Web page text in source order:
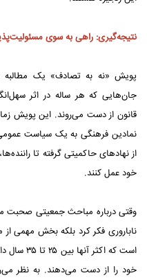
نتیجه‌گیری: راهی به سوی
پویش «نه به تصادف» یک
جان‌هایی که هر ساله در اثر
قانون از دست می‌روند. این پویش
نمادین فرهنگی به یک سیاست
از نهادهای حاکمیتی گرفته تا
خود عمل کنند.
وقتی درباره مباحث جمعیتی صحبت
است که
خود را از دست می‌دهند. به نظر